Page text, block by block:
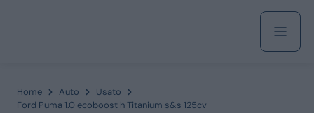
Home Auto
Usato
Ford Puma 1.0 ecoboost h Titanium s&s 125cv